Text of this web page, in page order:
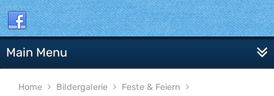
Main Menu
Home Bildergalerie
Feste & Feiern